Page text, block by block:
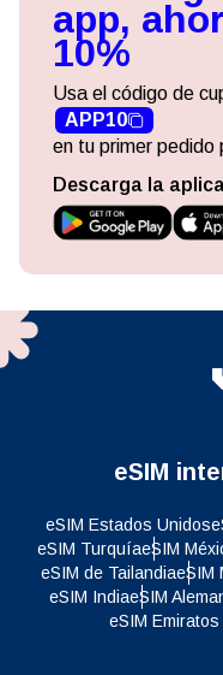
app,
10%
Usa el código de
APP10
en tu primer pedido
Descarga la
eSIM
eSIM Estados Unidos
eSIM TurquíaeSIM
eSIM de TailandiaeSIM
eSIM IndiaeSIM
eSIM